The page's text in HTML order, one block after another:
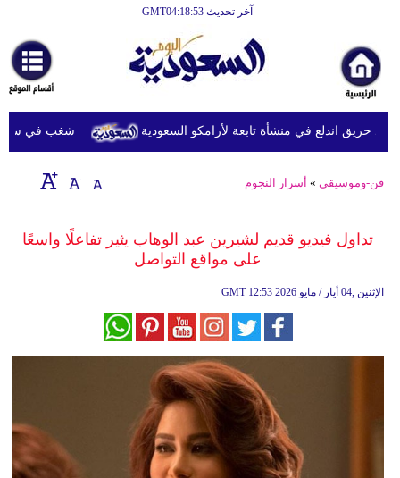
آخر تحديث GMT04:18:53
أخبارعاجلة
رياضة
ثقافة
إقتصاد
وموسيقى
ديكور
شغب في سجون سريلانكا حريق اندلع في منشأة تابعة لأرامكو السعودية
فن-وموسيقى » أسرار النجوم
تداول فيديو قديم لشيرين عبد الوهاب يثير تفاعلًا واسعًا
على مواقع التواصل
GMT 12:53 2026 الإثنين ,04 أيار / مايو